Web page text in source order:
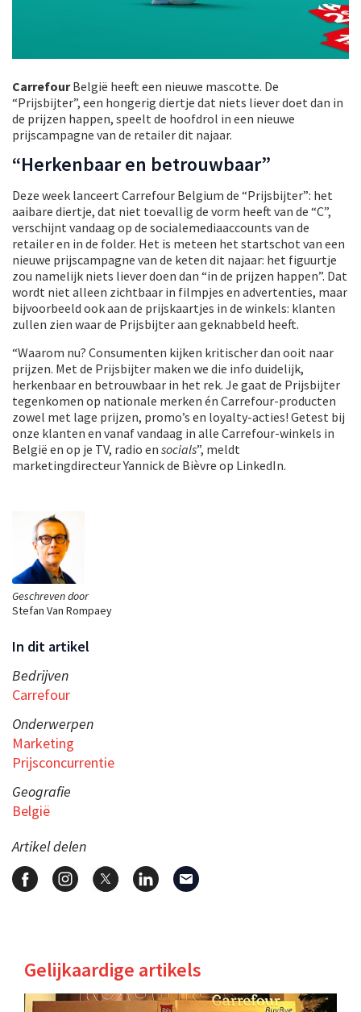
Geschreven door
Stefan Van Rompaey
In dit artikel
Bedrijven
Carrefour
Onderwerpen
Marketing
Prijsconcurrentie
Geografie
België
Artikel delen
CarrefourBelgië heeft een nieuwe mascotte. De
“Prijsbijter”, een hongerig diertje dat niets liever doet dan in
de prijzen happen, speelt de hoofdrol in een nieuwe
prijscampagne van de retailer dit najaar.
“Herkenbaar en betrouwbaar”
Deze week lanceert Carrefour Belgium de “Prijsbijter”: het
aaibare diertje, dat niet toevallig de vorm heeft van de “C”,
verschijnt vandaag op de socialemediaaccounts van de
retailer en in de folder. Het is meteen het startschot van een
nieuwe prijscampagne van de keten dit najaar: het figuurtje
zou namelijk niets liever doen dan “in de prijzen happen”. Dat
wordt niet alleen zichtbaar in filmpjes en advertenties, maar
bijvoorbeeld ook aan de prijskaartjes in de winkels: klanten
zullen zien waar de Prijsbijter aan geknabbeld heeft.
“Waarom nu? Consumenten kijken kritischer dan ooit naar
prijzen. Met de Prijsbijter maken we die info duidelijk,
herkenbaar en betrouwbaar in het rek. Je gaat de Prijsbijter
tegenkomen op nationale merken én Carrefour-producten
zowel met lage prijzen, promo’s en loyalty-acties! Getest bij
onze klanten en vanaf vandaag in alle Carrefour-winkels in
België en op je TV, radio en socials”, meldt
marketingdirecteur Yannick de Bièvre op LinkedIn.
Gelijkaardige artikels